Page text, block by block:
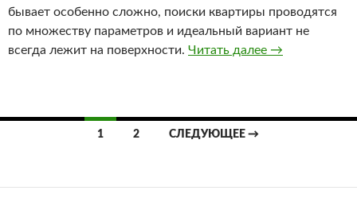
бывает особенно сложно, поиски квартиры проводятся
по множеству параметров и идеальный вариант не
всегда лежит на поверхности. Читать далее Покупка
→
по
1 2 СЛЕДУЮЩЕЕ →